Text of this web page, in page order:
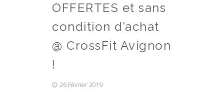
OFFERTES et sans
condition d’achat
@ CrossFit Avignon
!
26 Février 2019